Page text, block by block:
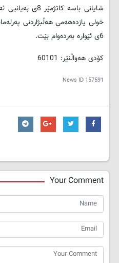
خولی یازدەهەمی هەڵبژاردنی
6ی ئێوارە بەردەوام بێت.
کۆدی هەواڵنێر: 60101
News ID 157591
Your Comment